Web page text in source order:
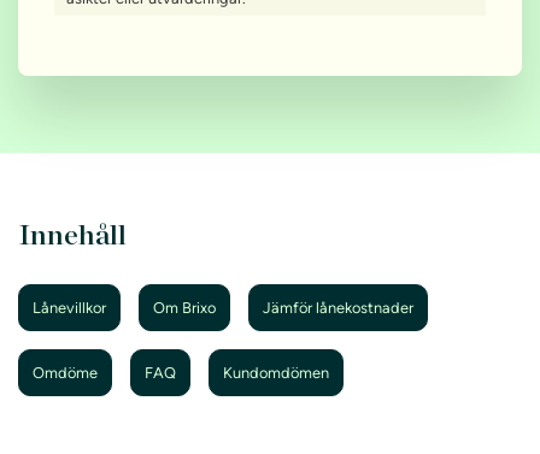
Innehåll
Lånevillkor Om Brixo Jämför lånekostnader
Omdöme FAQ Kundomdömen